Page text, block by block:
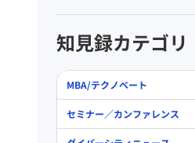
知見録カテゴリ
MBA/テクノベート
セミナー／カンファレンス